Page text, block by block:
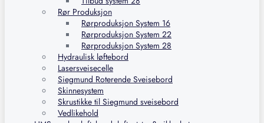
Rør Produksjon
Rørproduksjon System 16
Rørproduksjon System 22
Rørproduksjon System 28
Hydraulisk løftebord
Lasersveisecelle
Siegmund Roterende Sveisebord
Skinnesystem
Skrustikke til Siegmund sveisebord
Vedlikehold